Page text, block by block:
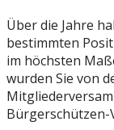
Über die Jahre
bestimmten
im höchsten
wurden Sie von
Bürgerschützen-